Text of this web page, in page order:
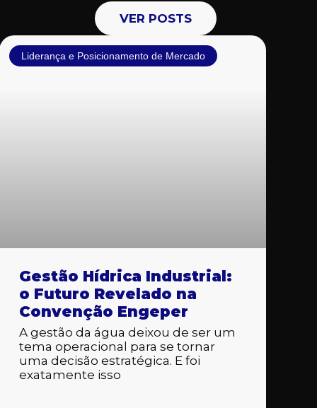
VER POSTS
Liderança e Posicionamento de Mercado
Gestão Hídrica Industrial:
o Futuro Revelado na
Convenção Engeper
A gestão da água deixou de ser um
tema operacional para se tornar
uma decisão estratégica. E foi
exatamente isso